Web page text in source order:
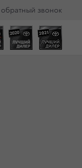
обратный звонок